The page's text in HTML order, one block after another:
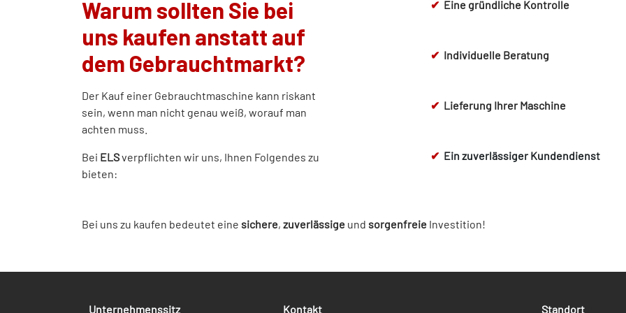
Warum sollten Sie bei
uns kaufen anstatt auf
dem Gebrauchtmarkt?
Der Kauf einer Gebrauchtmaschine kann riskant
sein, wenn man nicht genau weiß, worauf man
achten muss.
Bei ELSverpflichten wir uns, Ihnen Folgendes zu
bieten:
✔ Eine gründliche Kontrolle
✔ Individuelle Beratung
✔ Lieferung Ihrer Maschine
✔ Ein zuverlässiger Kundendienst
Bei uns zu kaufen bedeutet eine sichere, zuverlässige und sorgenfreie Investition!
Unternehmenssitz Kontakt Standort